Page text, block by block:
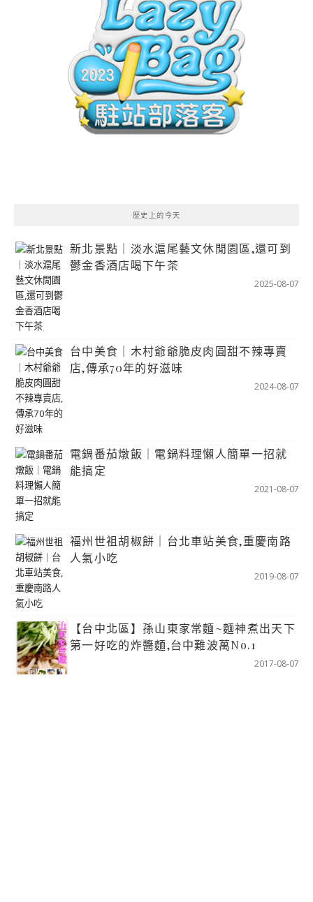
歷史上的今天
新北景點｜淡水滬尾藝文休閒園區,還可到
鬱金香酒店喝下午茶
2025-08-07
台中美食｜木村爺爺脆皮肉圓甜不辣專賣
店,傳承70年的好滋味
2024-08-07
電鍋番茄燉飯｜電鍋料理懶人簡單一招就
能搞定
2021-08-07
福州世祖胡椒餅｜台北車站美食,重慶南路
人氣小吃
2019-08-07
【台中北區】孫山東家常麵~麵神煮出天下
第一好吃的炸醬麵,台中難波萬No.1
2017-08-07